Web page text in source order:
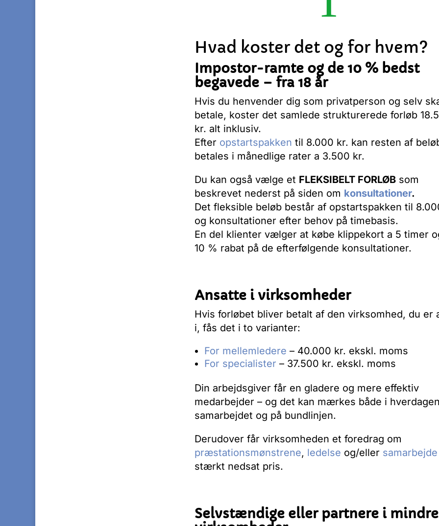
Hvad koster det og for hvem?
Impostor-ramte og de 10 % bedst
begavede – fra 18 år
Hvis du henvender dig som privatperson og selv
betale, koster det samlede strukturerede forløb
kr. alt inklusiv.
Efter opstartspakken til 8.000 kr. kan resten af
betales i månedlige rater a 3.500 kr.
Du kan også vælge et FLEKSIBELT FORLØBsom
beskrevet nederst på siden om konsultationer.
Det fleksible beløb består af opstartspakken til
og konsultationer efter behov på timebasis.
En del klienter vælger at købe klippekort a 5 timer
10 % rabat på de efterfølgende konsultationer.
Ansatte i virksomheder
Hvis forløbet bliver betalt af den virksomhed, du er
i, fås det i to varianter:
For mellemledere – 40.000 kr. ekskl. moms
For specialister – 37.500 kr. ekskl. moms
Din arbejdsgiver får en gladere og mere effektiv
medarbejder – og det kan mærkes både i
samarbejdet og på bundlinjen.
Derudover får virksomheden et foredrag om
præstationsmønstrene, ledelse og/eller samarbejde
stærkt nedsat pris.
Selvstændige eller partnere i mindre